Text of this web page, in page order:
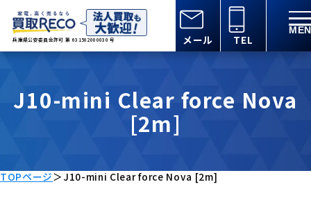
兵庫県公安委員会許可 第 631502000030 号 メール TEL
J10-mini Clear force Nova
[2m]
TOPページ＞ J10-mini Clear force Nova [2m]